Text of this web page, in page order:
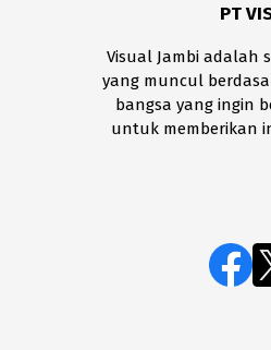
PT
Visual Jambi adalah
yang muncul
bangsa yang ingin
untuk memberikan